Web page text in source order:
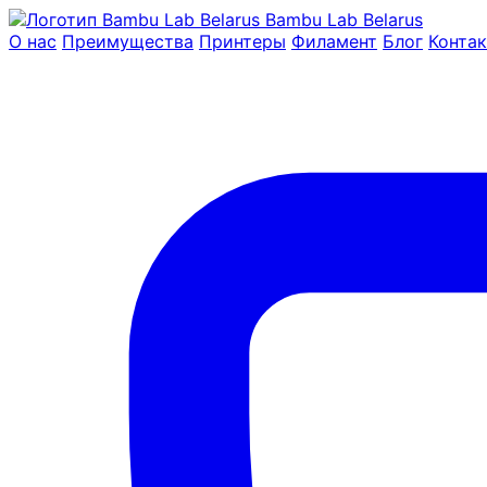
Bambu Lab Belarus
О нас Преимущества Принтеры Филамент Блог